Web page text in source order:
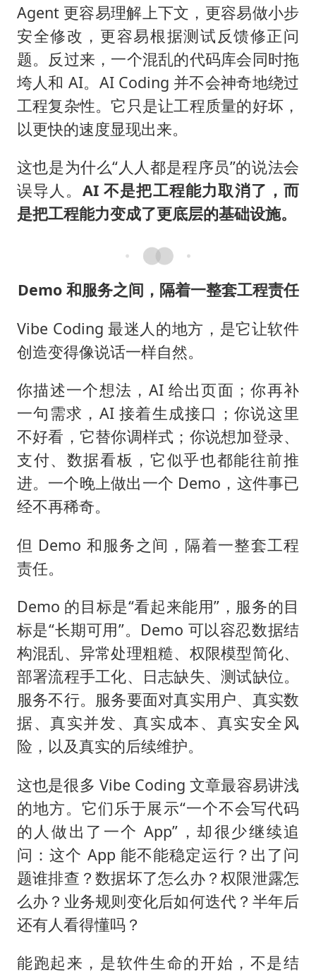
Agent 更容易理解上下文，更容易做小步
安全修改，更容易根据测试反馈修正问
题。反过来，一个混乱的代码库会同时拖
垮人和 AI。AI Coding 并不会神奇地绕过
工程复杂性。它只是让工程质量的好坏，
以更快的速度显现出来。
这也是为什么“人人都是程序员”的说法会
误导人。 AI 不是把工程能力取消了，而
是把工程能力变成了更底层的基础设施。
Demo 和服务之间，隔着一整套工程责任
Vibe Coding 最迷人的地方，是它让软件
创造变得像说话一样自然。
你描述一个想法，AI 给出页面；你再补
一句需求，AI 接着生成接口；你说这里
不好看，它替你调样式；你说想加登录、
支付、数据看板，它似乎也都能往前推
进。一个晚上做出一个 Demo，这件事已
经不再稀奇。
但 Demo 和服务之间，隔着一整套工程
责任。
Demo 的目标是“看起来能用”，服务的目
标是“长期可用”。Demo 可以容忍数据结
构混乱、异常处理粗糙、权限模型简化、
部署流程手工化、日志缺失、测试缺位。
服务不行。服务要面对真实用户、真实数
据、真实并发、真实成本、真实安全风
险，以及真实的后续维护。
这也是很多 Vibe Coding 文章最容易讲浅
的地方。它们乐于展示“一个不会写代码
的人做出了一个 App”，却很少继续追
问：这个 App 能不能稳定运行？出了问
题谁排查？数据坏了怎么办？权限泄露怎
么办？业务规则变化后如何迭代？半年后
还有人看得懂吗？
能跑起来，是软件生命的开始，不是结